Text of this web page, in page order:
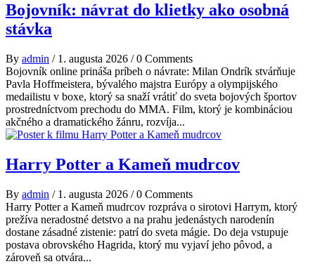
Bojovník: návrat do klietky ako osobná
stávka
By admin / 1. augusta 2026 /0 Comments
Bojovník online prináša príbeh o návrate: Milan Ondrík stvárňuje
Pavla Hoffmeistera, bývalého majstra Európy a olympijského
medailistu v boxe, ktorý sa snaží vrátiť do sveta bojových športov
prostredníctvom prechodu do MMA. Film, ktorý je kombináciou
akčného a dramatického žánru, rozvíja...
Harry Potter a Kameň mudrcov
By admin / 1. augusta 2026 /0 Comments
Harry Potter a Kameň mudrcov rozpráva o sirotovi Harrym, ktorý
prežíva neradostné detstvo a na prahu jedenástych narodenín
dostane zásadné zistenie: patrí do sveta mágie. Do deja vstupuje
postava obrovského Hagrida, ktorý mu vyjaví jeho pôvod, a
zároveň sa otvára...